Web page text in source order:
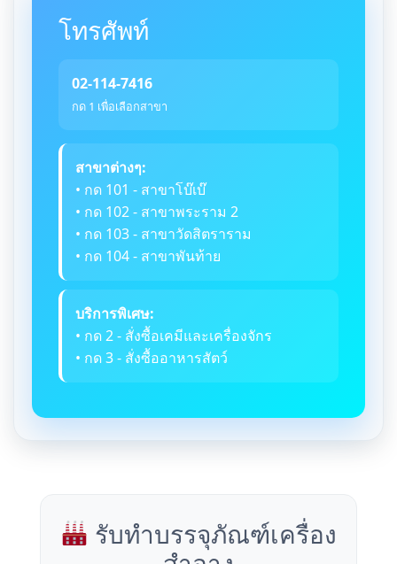
โทรศัพท์
02-114-7416
กด 1 เพื่อเลือกสาขา
สาขาต่างๆ:
• กด 101 - สาขาโบ๊เบ๊
• กด 102 - สาขาพระราม 2
• กด 103 - สาขาวัดสิตราราม
• กด 104 - สาขาพันท้าย
บริการพิเศษ:
• กด 2 - สั่งซื้อเคมีและเครื่องจักร
• กด 3 - สั่งซื้ออาหารสัตว์
รับทำบรรจุภัณฑ์เครื่อง